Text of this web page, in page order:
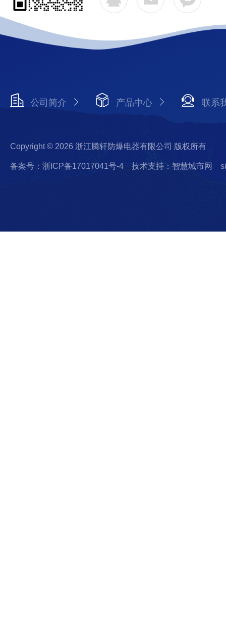
公司简介 产品中心 联系
Copyright © 2026 浙江腾轩防爆电器有限公司 版权所有
备案号：浙ICP备17017041号-4 技术支持：智慧城市网